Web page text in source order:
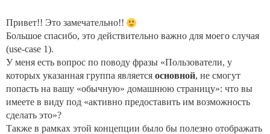
Привет!! Это замечательно!!
Большое спасибо, это действительно важно для моего случая
(use-case 1).
У меня есть вопрос по поводу фразы «Пользователи, у
которых указанная группа является основной, не смогут
попасть на вашу «обычную» домашнюю страницу»: что вы
имеете в виду под «активно предоставить им возможность
сделать это»?
Также в рамках этой концепции было бы полезно отображать